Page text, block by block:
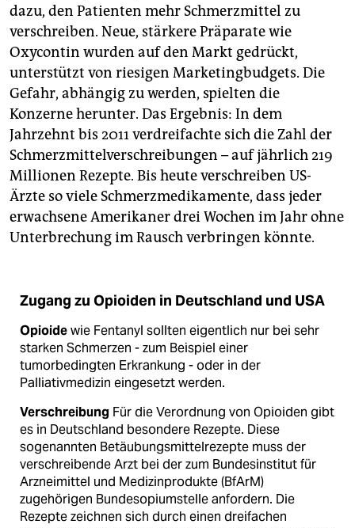
dazu, den Patienten mehr Schmerzmittel zu
verschreiben. Neue, stärkere Präparate wie
Oxycontin wurden auf den Markt gedrückt,
unterstützt von riesigen Marketingbudgets. Die
Gefahr, abhängig zu werden, spielten die
Konzerne herunter. Das Ergebnis: In dem
Jahrzehnt bis 2011 verdreifachte sich die Zahl der
Schmerzmittelverschreibungen – auf jährlich 219
Millionen Rezepte. Bis heute verschreiben US-
Ärzte so viele Schmerzmedikamente, dass jeder
erwachsene Amerikaner drei Wochen im Jahr ohne
Unterbrechung im Rausch verbringen könnte.
Zugang zu Opioiden in Deutschland und USA
Opioidewie Fentanyl sollten eigentlich nur bei sehr
starken Schmerzen - zum Beispiel einer
tumorbedingten Erkrankung - oder in der
Palliativmedizin eingesetzt werden.
Verschreibung Für die Verordnung von Opioiden gibt
es in Deutschland besondere Rezepte. Diese
sogenannten Betäubungsmittelrezepte muss der
verschreibende Arzt bei der zum Bundesinstitut für
Arzneimittel und Medizinprodukte (BfArM)
zugehörigen Bundesopiumstelle anfordern. Die
Rezepte zeichnen sich durch einen dreifachen